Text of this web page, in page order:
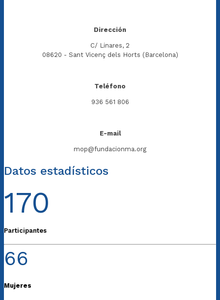
Dirección
C/ Linares, 2
08620 - Sant Vicenç dels Horts (Barcelona)
Teléfono
936 561 806
E-mail
mop@fundacionma.org
Datos estadísticos
170
Participantes
66
Mujeres